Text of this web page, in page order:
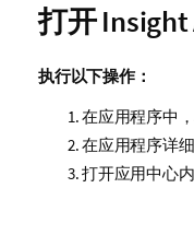
打开Insight
执行以下操作：
在应用程序中
在应用程序详
打开应用中心